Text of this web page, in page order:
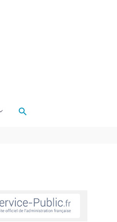
Rechercher